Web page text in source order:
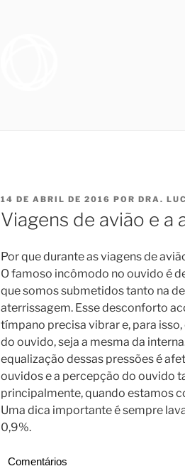
PUBLICADO
EM
14 DE ABRIL DE 2016 POR DRA.
Viagens de avião e a
Por que durante as viagens de
O famoso incômodo no ouvido é
que somos submetidos tanto na
aterrissagem. Esse desconforto
tímpano precisa vibrar e, para
do ouvido, seja a mesma da
equalização dessas pressões é
ouvidos e a percepção do ouvido
principalmente, quando estamos
Uma dica importante é sempre
0,9%.
Comentários